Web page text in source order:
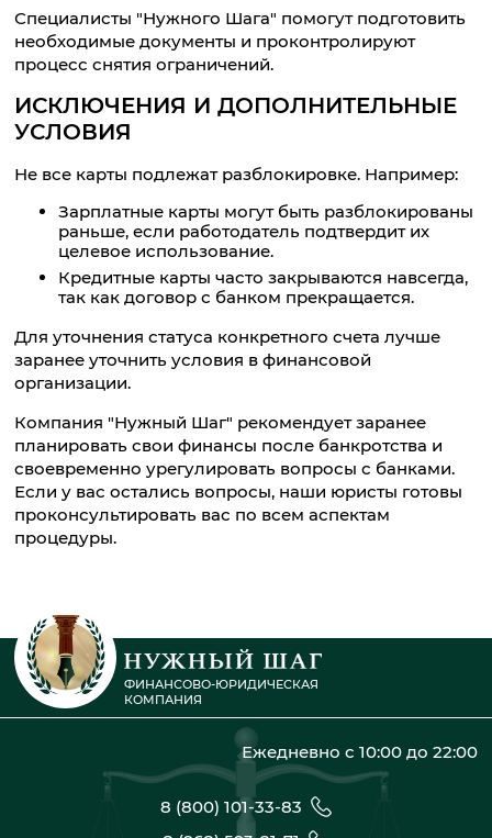
Специалисты "Нужного Шага" помогут подготовить
необходимые документы и проконтролируют
процесс снятия ограничений.
ИСКЛЮЧЕНИЯ И ДОПОЛНИТЕЛЬНЫЕ
УСЛОВИЯ
Не все карты подлежат разблокировке. Например:
Зарплатные карты могут быть разблокированы
раньше, если работодатель подтвердит их
целевое использование.
Кредитные карты часто закрываются навсегда,
так как договор с банком прекращается.
Для уточнения статуса конкретного счета лучше
заранее уточнить условия в финансовой
организации.
Компания "Нужный Шаг" рекомендует заранее
планировать свои финансы после банкротства и
своевременно урегулировать вопросы с банками.
Если у вас остались вопросы, наши юристы готовы
проконсультировать вас по всем аспектам
процедуры.
ФИНАНСОВО-ЮРИДИЧЕСКАЯ
КОМПАНИЯ
Ежедневно с 10:00 до 22:00
8 (800) 101-33-83